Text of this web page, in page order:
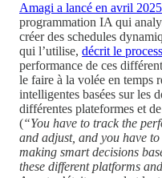
Amagi a lancé en avril
programmation IA qui
créer des schedules
qui l’utilise, décrit le process
performance de ces
le faire à la volée en temps
intelligentes basées sur les
différentes plateformes et
(“You have to track the
and adjust, and you have
making smart decisions
these different platforms